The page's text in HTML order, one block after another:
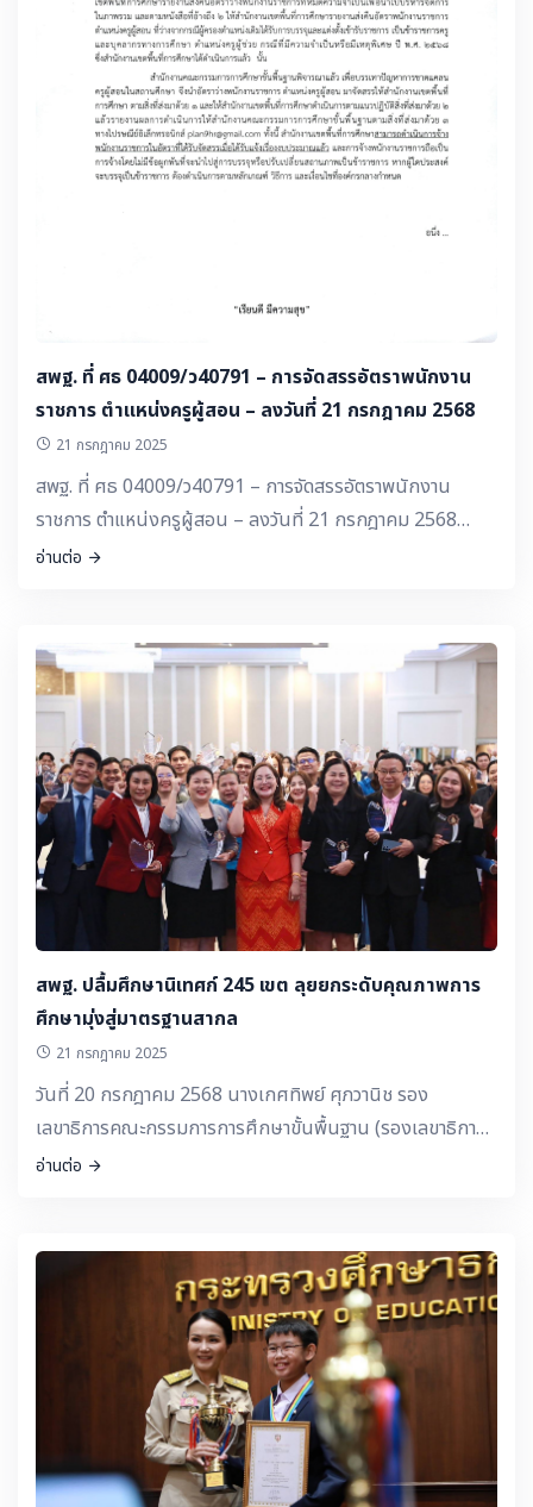
สพฐ. ที่ ศธ 04009/ว40791 – การจัดสรรอัตราพนักงาน
ราชการ ตำแหน่งครูผู้สอน – ลงวันที่ 21 กรกฎาคม 2568
21 กรกฎาคม 2025
สพฐ. ที่ ศธ 04009/ว40791 – การจัดสรรอัตราพนักงาน
ราชการ ตำแหน่งครูผู้สอน – ลงวันที่ 21 กรกฎาคม 2568
https://personnel.obec.go.th/web/archive21s/639
อ่านต่อ
สพฐ. ปลื้มศึกษานิเทศก์ 245 เขต ลุยยกระดับคุณภาพการ
ศึกษามุ่งสู่มาตรฐานสากล
21 กรกฎาคม 2025
วันที่ 20 กรกฎาคม 2568 นางเกศทิพย์ ศุภวานิช รอง
เลขาธิการคณะกรรมการการศึกษาขั้นพื้นฐาน (รองเลขาธิการ
กพฐ.) ได้รับมอบหมายจาก ว่าที่ร้อยตรี ธนุ วงษ์จินดา เลขาธิการ
ทั้ง 245 เขตพื้นที่ ณ โรงแรมเอวาน่า บางนา กรุงเทพมหานคร
พร้อมทั้งมอบโล่รางวัลสำหรับศึกษานิเทศก์ที่ขับเคลื่อนการยก
ระดับคุณภาพการศึกษาฯ 245 เขต ซึ่งเป็นศึกษานิเทศก์ที่เข้า
ร่วมการประชุมติดตามทุกครั้ง และสะท้อนผลการขับเคลื่อน
ตรงเวลาทุกครั้ง ร้อยละ 80 ขึ้นไป
อ่านต่อ